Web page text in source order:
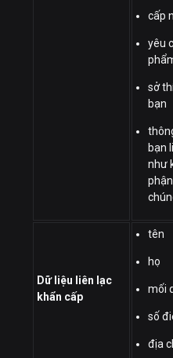
cấp
yêu
sở
bạn
bạn
như
Dữ liệu liên lạc
khẩn cấp
tên
họ
mối
số
địa